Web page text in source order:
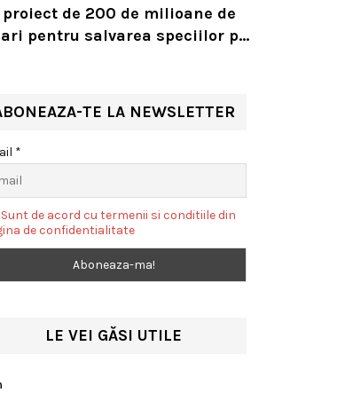
proiect de 200 de milioane de
pentru salvarea speciilor pe
TE LA NEWSLETTER
*
Sunt de acord cu termenii si conditiile din
de confidentialitate
LE VEI GĂSI UTILE